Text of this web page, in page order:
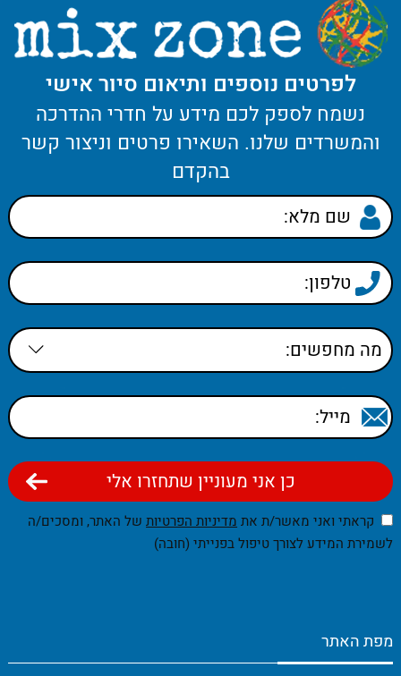
לפרטים נוספים ותיאום סיור אישי
נשמח לספק לכם מידע על חדרי ההדרכה
והמשרדים שלנו. השאירו פרטים וניצור קשר
בהקדם
קראתי ואני מאשר/ת את מדיניות הפרטיותשל האתר, ומסכים/ה
לשמירת המידע לצורך טיפול בפנייתי (חובה)
מפת האתר